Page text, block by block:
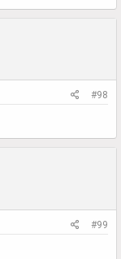
#98
#99